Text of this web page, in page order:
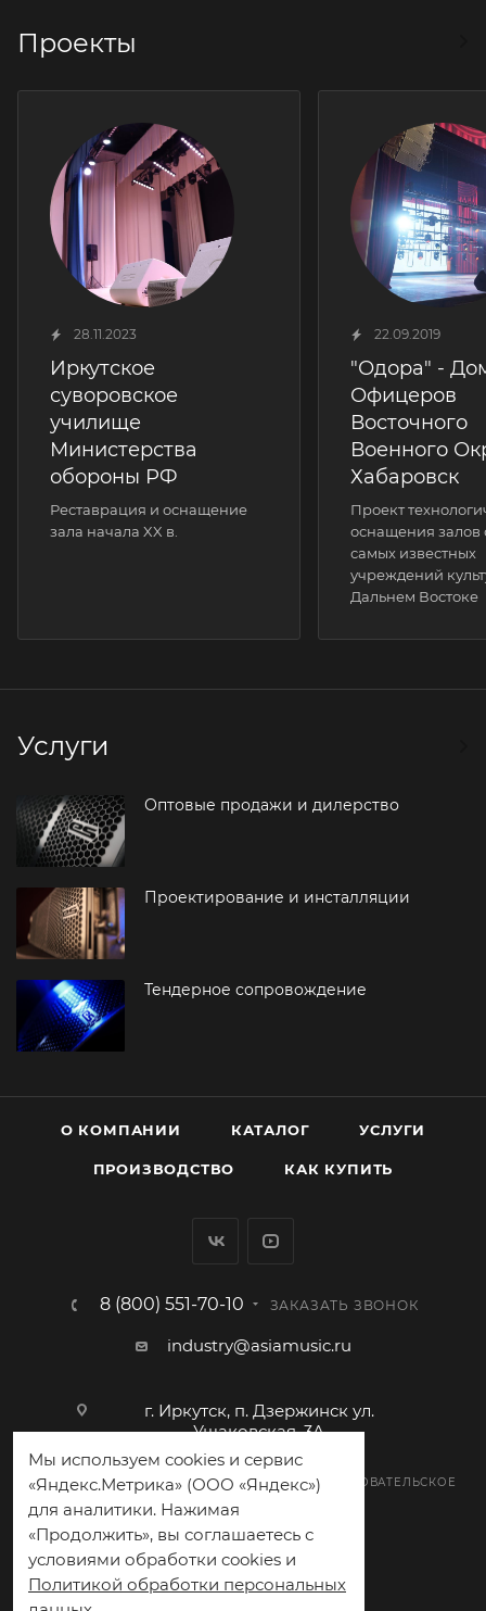
Проекты
28.11.2023
Иркутское
суворовское
училище
Министерства
обороны РФ
Реставрация и оснащение
зала начала XX в.
22.09.2019
"Одора" -
Офицеров
Восточного
Военного
Хабаровск
Проект
оснащения залов
самых известных
учреждений
Дальнем Востоке
Услуги
Оптовые продажи и дилерство
Проектирование и инсталляции
Тендерное сопровождение
О КОМПАНИИ КАТАЛОГ УСЛУГИ
ПРОИЗВОДСТВО КАК КУПИТЬ
8 (800) 551-70-10 ЗАКАЗАТЬ ЗВОНОК
industry@asiamusic.ru
г. Иркутск, п. Дзержинск ул.
Ушаковская, 3А
ПОЛИТИКА КОНФИДЕНЦИАЛЬНОСТИ ПОЛЬЗОВАТЕЛЬСКОЕ
СОГЛАШЕНИЕ
2026 © Eurosound
Мы используем cookies и сервис
«Яндекс.Метрика» (ООО «Яндекс»)
для аналитики. Нажимая
«Продолжить», вы соглашаетесь с
условиями обработки cookies и
Политикой обработки персональных